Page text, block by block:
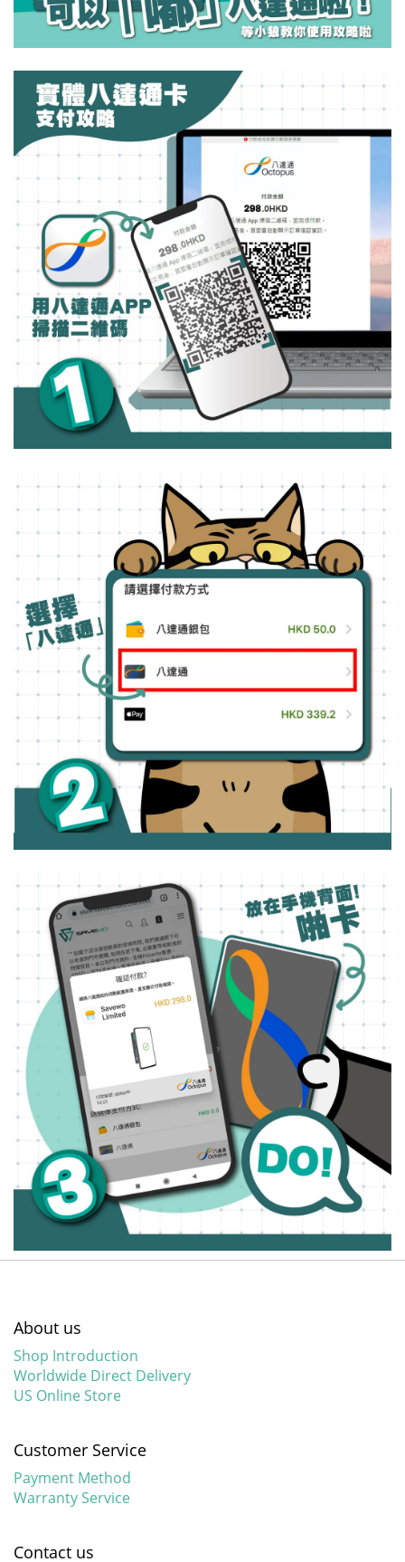
About us
Shop Introduction
Worldwide Direct Delivery
US Online Store
Customer Service
Payment Method
Warranty Service
Contact us